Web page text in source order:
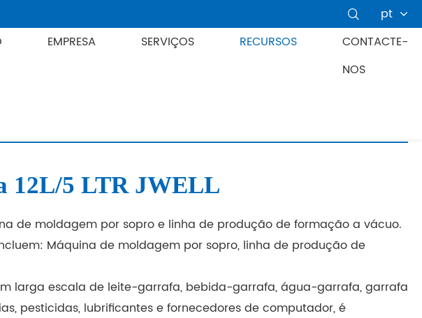

pt
EMPRESA SERVIÇOS RECURSOS
CONTACTE-
NOS
12L/5 LTR JWELL
de moldagem por sopro e linha de produção de formação a vácuo.
Máquina de moldagem por sopro, linha de produção de
larga escala de leite-garrafa, bebida-garrafa, água-garrafa, garrafa
pesticidas, lubrificantes e fornecedores de computador, é